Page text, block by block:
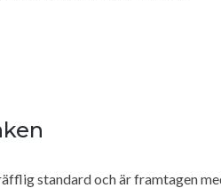
standard och är framtagen